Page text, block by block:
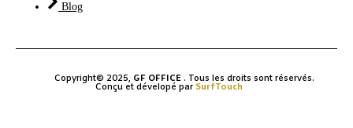
Blog
Copyright© 2025, GF OFFICE . Tous les droits sont réservés.
Conçu et dévelopé par SurfTouch